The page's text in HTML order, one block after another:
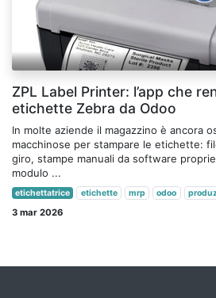
ZPL Label Printer: l’app che
etichette Zebra da Odoo
In molte aziende il magazzino è ancora
macchinose per stampare le etichette:
giro, stampe manuali da software
modulo ...
etichettatrice etichette mrp odoo
3 mar 2026